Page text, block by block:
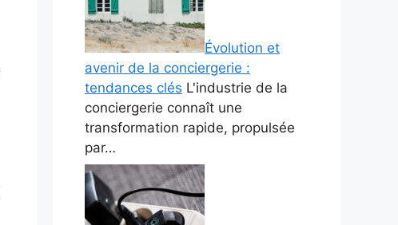
Évolution et
avenir de la conciergerie :
tendances clés L'industrie de la
conciergerie connaît une
transformation rapide, propulsée
par…